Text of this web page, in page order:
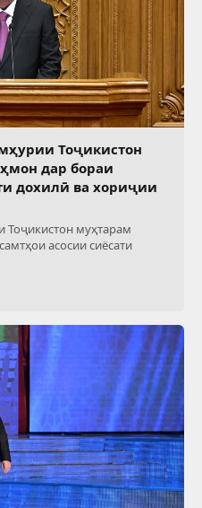
Тоҷикистон
дар бораи
дохилӣ ва хориҷии
муҳтарам
асосии сиёсати